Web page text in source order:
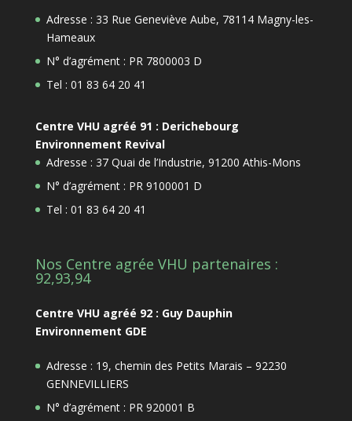
Adresse : 33 Rue Geneviève Aube, 78114 Magny-les-
Hameaux
N° d’agrément : PR 7800003 D
Tel : 01 83 64 20 41
Centre VHU agréé 91 : Derichebourg
Environnement Revival
Adresse : 37 Quai de l’Industrie, 91200 Athis-Mons
N° d’agrément : PR 9100001 D
Tel : 01 83 64 20 41
Nos Centre agrée VHU partenaires :
92,93,94
Centre VHU agréé 92 : Guy Dauphin
Environnement GDE
Adresse : 19, chemin des Petits Marais – 92230
GENNEVILLIERS
N° d’agrément : PR 920001 B